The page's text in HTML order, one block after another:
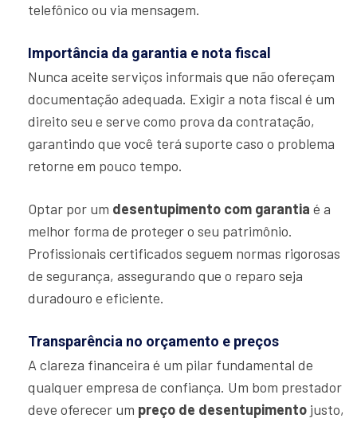
telefônico ou via mensagem.
Importância da garantia e nota fiscal
Nunca aceite serviços informais que não ofereçam
documentação adequada. Exigir a nota fiscal é um
direito seu e serve como prova da contratação,
garantindo que você terá suporte caso o problema
retorne em pouco tempo.
Optar por um desentupimento com garantia é a
melhor forma de proteger o seu patrimônio.
Profissionais certificados seguem normas rigorosas
de segurança, assegurando que o reparo seja
duradouro e eficiente.
Transparência no orçamento e preços
A clareza financeira é um pilar fundamental de
qualquer empresa de confiança. Um bom prestador
deve oferecer um preço de desentupimento justo,